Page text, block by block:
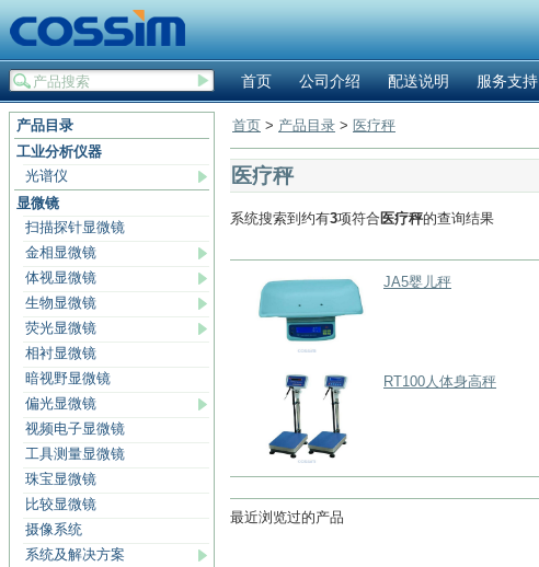
首页 公司介绍 配送说明 服务支持
产品目录
工业分析仪器
光谱仪
显微镜
扫描探针显微镜
金相显微镜
体视显微镜
生物显微镜
荧光显微镜
相衬显微镜
暗视野显微镜
偏光显微镜
视频电子显微镜
工具测量显微镜
珠宝显微镜
比较显微镜
摄像系统
系统及解决方案
首页 > 产品目录 > 医疗秤
医疗秤
系统搜索到约有3项符合医疗秤的查询结果
JA5婴儿秤
RT100人体身高秤
最近浏览过的产品